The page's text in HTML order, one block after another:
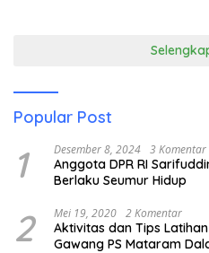
Popular Post
1 Desember 8, 2024 3 Komentar
Anggota DPR RI
Berlaku Seumur Hidup
2 Mei 19, 2020 2 Komentar
Aktivitas dan Tips
Gawang PS Mataram